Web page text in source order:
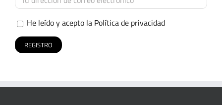
He leído y acepto la Política de privacidad